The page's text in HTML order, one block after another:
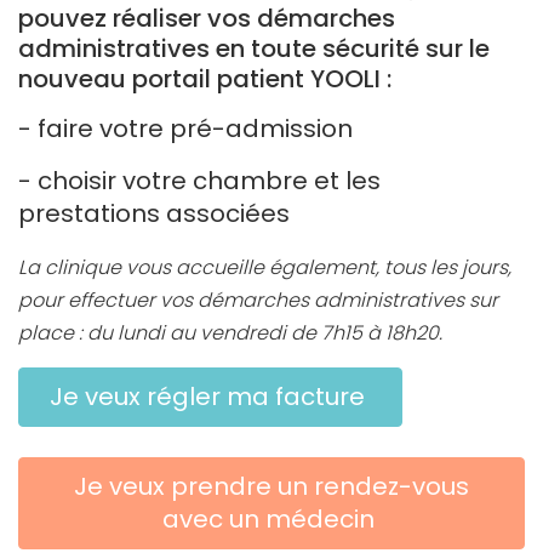
pouvez réaliser vos démarches
administratives en toute sécurité sur le
nouveau portail patient YOOLI :
- faire votre pré-admission
- choisir votre chambre et les
prestations associées
La clinique vous accueille également, tous les jours,
pour effectuer vos démarches administratives sur
place : du lundi au vendredi de 7h15 à 18h20.
Je veux régler ma facture
Je veux prendre un rendez-vous
avec un médecin